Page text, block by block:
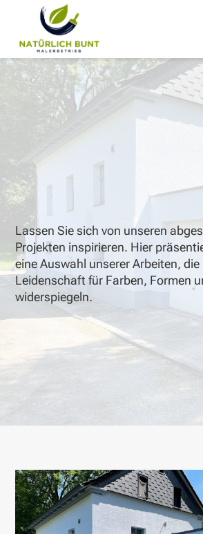
Lassen Sie sich von unseren
Projekten inspirieren. Hier
eine Auswahl unserer Arbeiten, die
Leidenschaft für Farben, Formen
widerspiegeln.